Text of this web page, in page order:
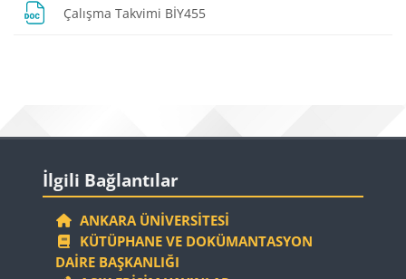
Çalışma Takvimi BİY455
Bloklar
İlgili Bağlantılar
ANKARA ÜNIVERSITESI
KÜTÜPHANE VE DOKÜMANTASYON
DAIRE BAŞKANLIĞI